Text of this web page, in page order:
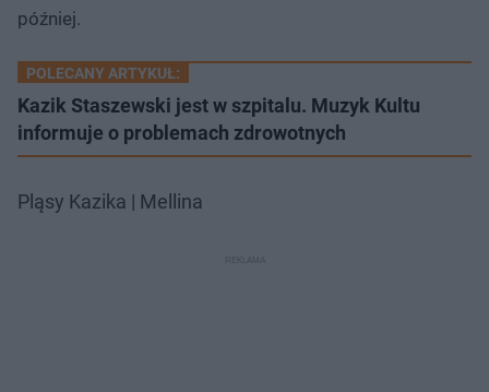
później.
POLECANY ARTYKUŁ:
Kazik Staszewski jest w szpitalu. Muzyk Kultu
informuje o problemach zdrowotnych
Pląsy Kazika | Mellina